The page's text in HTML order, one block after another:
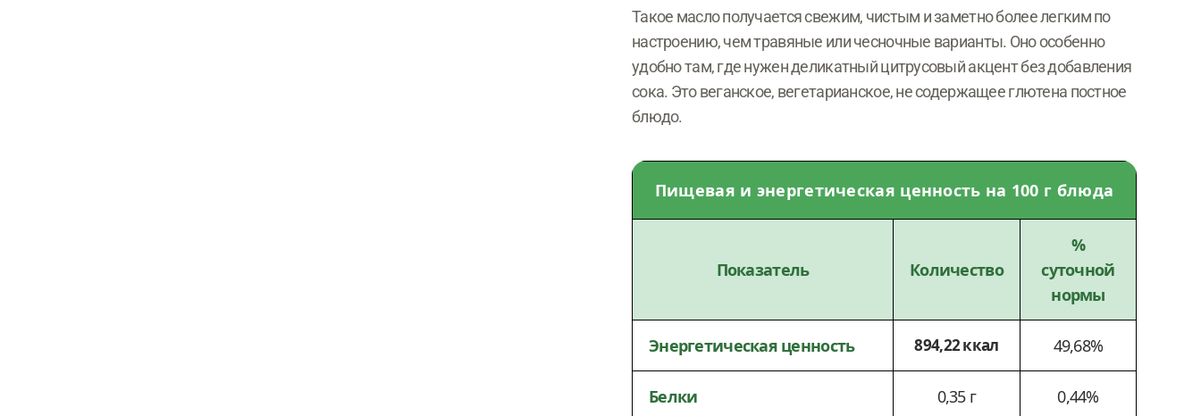
Такое масло получается свежим, чистым и заметно более легким по
настроению, чем травяные или чесночные варианты. Оно особенно
удобно там, где нужен деликатный цитрусовый акцент без добавления
сока. Это веганское, вегетарианское, не содержащее глютена постное
блюдо.
Пищевая и энергетическая ценность на 100 г блюда
Показатель Количество
%
суточной
нормы
Энергетическая ценность 894,22 ккал 49,68%
Белки 0,35 г 0,44%